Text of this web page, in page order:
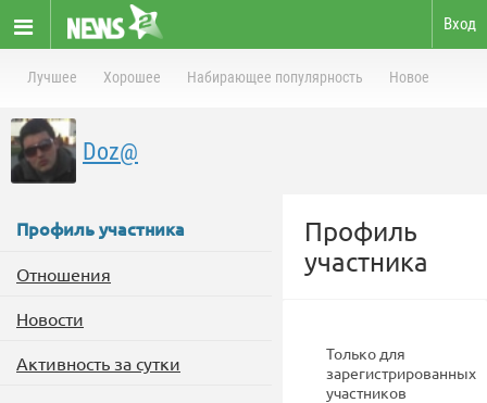
Вход
Лучшее Хорошее Набирающее популярность Новое
Doz@
Профиль участника
Отношения
Новости
Активность за сутки
Профиль
участника
Только для
зарегистрированных
участников